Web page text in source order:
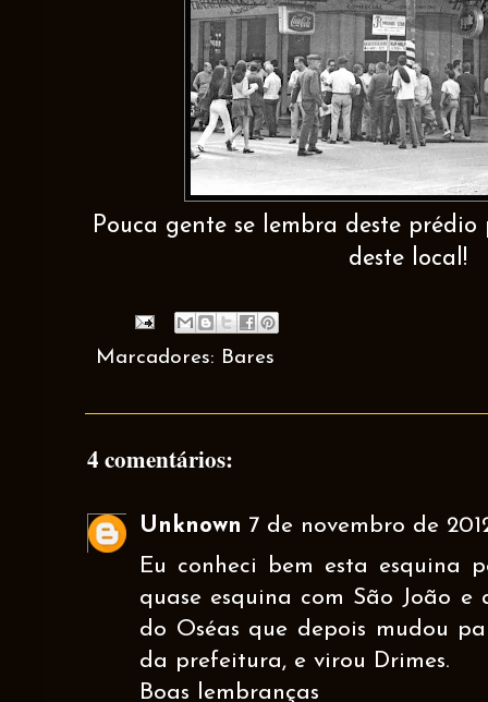
Pouca gente se lembra deste prédio
deste local!
Marcadores: Bares
4 comentários:
Unknown 7 de novembro de
Eu conheci bem esta esquina
quase esquina com São João
do Oséas que depois mudou
da prefeitura, e virou Drimes.
Boas lembranças